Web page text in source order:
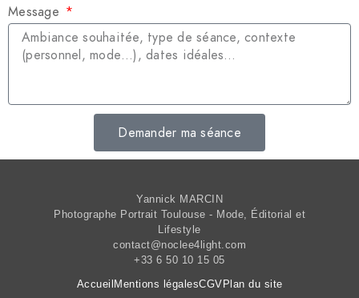
Message
Demander ma séance
Yannick MARCIN
Photographe Portrait Toulouse - Mode, Éditorial et
Lifestyle
contact@noclee4light.com
+33 6 50 10 15 05
Accueil Mentions légalesCGV Plan du site